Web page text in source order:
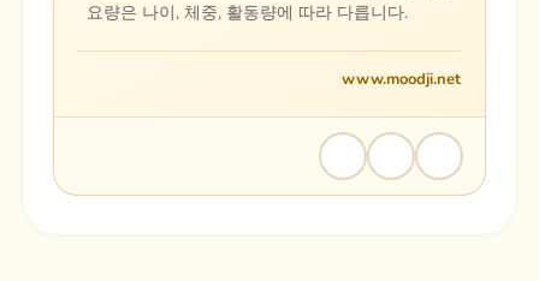
요량은 나이, 체중, 활동량에 따라 다릅니다.
www.moodji.net